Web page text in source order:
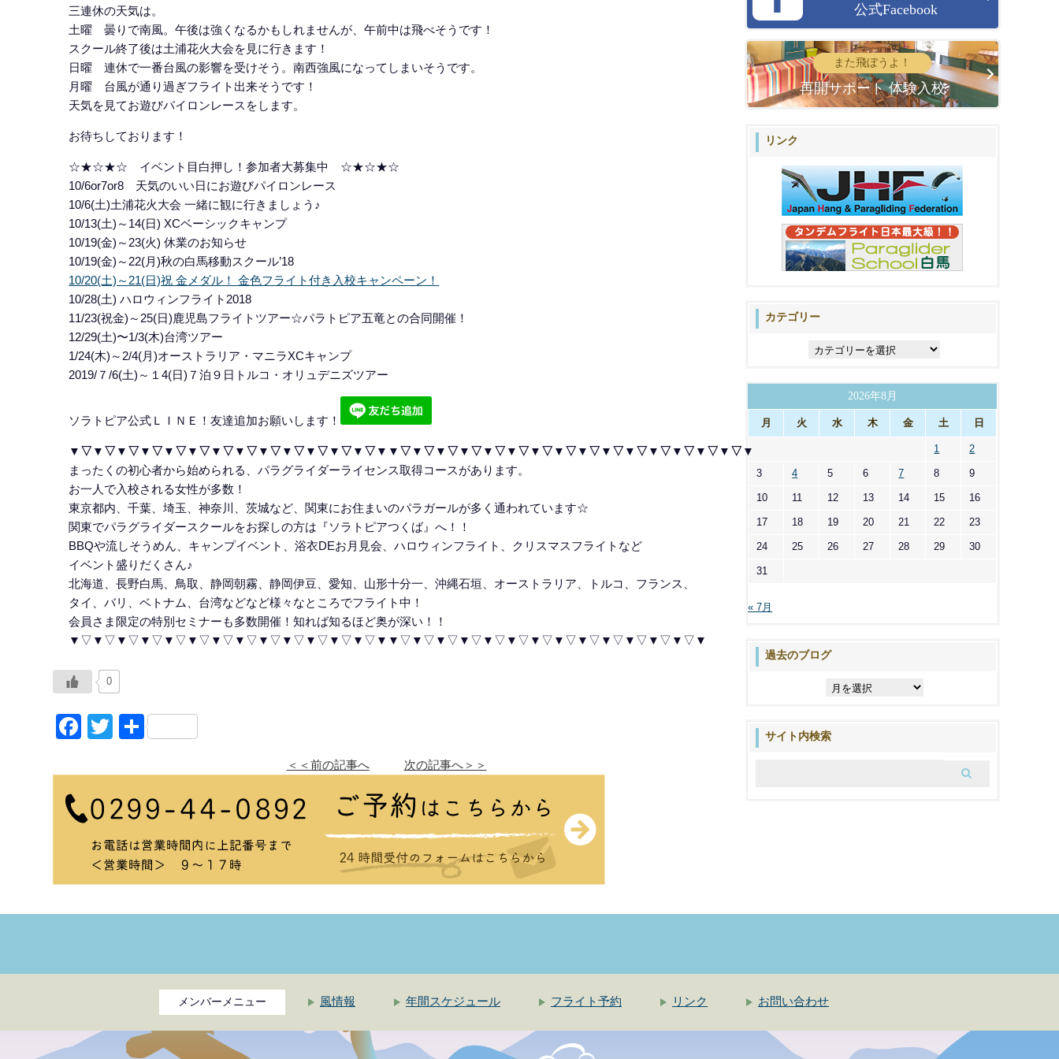
三連休の天気は。
土曜 曇りで南風。午後は強くなるかもしれませんが、午前中は飛べそうです！
スクール終了後は土浦花火大会を見に行きます！
日曜 連休で一番台風の影響を受けそう。南西強風になってしまいそうです。
月曜 台風が通り過ぎフライト出来そうです！
天気を見てお遊びパイロンレースをします。
お待ちしております！
☆★☆★☆ イベント目白押し！参加者大募集中 ☆★☆★☆
10/6or7or8 天気のいい日にお遊びパイロンレース
10/6(土)土浦花火大会 一緒に観に行きましょう♪
10/13(土)～14(日) XCベーシックキャンプ
10/19(金)～23(火) 休業のお知らせ
10/19(金)～22(月)秋の白馬移動スクール’18
10/20(土)～21(日)祝 金メダル！ 金色フライト付き入校キャンペーン！
10/28(土) ハロウィンフライト2018
11/23(祝金)～25(日)鹿児島フライトツアー☆パラトピア五竜との合同開催！
12/29(土)〜1/3(木)台湾ツアー
1/24(木)～2/4(月)オーストラリア・マニラXCキャンプ
2019/７/6(土)～１4(日)７泊９日トルコ・オリュデニズツアー
ソラトピア公式ＬＩＮＥ！友達追加お願いします！
▼▽▼▽▼▽▼▽▼▽▼▽▼▽▼▽▼▽▼▽▼▽▼▽▼▽▼▼▽▼▽▼▽▼▽▼▽▼▽▼▽▼▽▼▽▼▽▼▽▼▽▼▽▼▽▼▽▼
まったくの初心者から始められる、パラグライダーライセンス取得コースがあります。
お一人で入校される女性が多数！
東京都内、千葉、埼玉、神奈川、茨城など、関東にお住まいのパラガールが多く通われています☆
関東でパラグライダースクールをお探しの方は『ソラトピアつくば』へ！！
BBQや流しそうめん、キャンプイベント、浴衣DEお月見会、ハロウィンフライト、クリスマスフライトなど
イベント盛りだくさん♪
北海道、長野白馬、鳥取、静岡朝霧、静岡伊豆、愛知、山形十分一、沖縄石垣、オーストラリア、トルコ、フランス、
タイ、バリ、ベトナム、台湾などなど様々なところでフライト中！
会員さま限定の特別セミナーも多数開催！知れば知るほど奥が深い！！
▼▽▼▽▼▽▼▽▼▽▼▽▼▽▼▽▼▽▼▽▼▽▼▽▼▽▼▼▽▼▽▼▽▼▽▼▽▼▽▼▽▼▽▼▽▼▽▼▽▼▽▼▽▼
0
Facebook
Twitter
共
＜＜前の記事へ 次の記事へ＞＞
公式Facebook
また飛ぼうよ！
再開サポート 体験入校
リンク
カテゴリー
ー
2026年8月
月 火 水 木 金 土 日
1 2
3 4 5 6 7 8 9
10 11 12 13 14 15 16
17 18 19 20 21 22 23
24 25 26 27 28 29 30
31
« 7月
過去のブログ
ブ
サイト内検索
メンバーメニュー 風情報 年間スケジュール フライト予約 リンク お問い合わせ